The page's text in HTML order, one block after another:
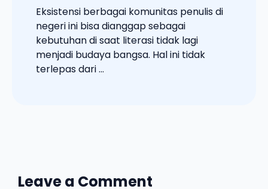
Eksistensi berbagai komunitas penulis di
negeri ini bisa dianggap sebagai
kebutuhan di saat literasi tidak lagi
menjadi budaya bangsa. Hal ini tidak
terlepas dari ...
Leave a Comment